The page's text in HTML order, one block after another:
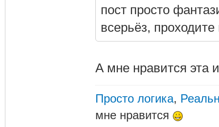
пост просто
всерьёз,
А мне нравится эта
Просто логика,
мне нравится